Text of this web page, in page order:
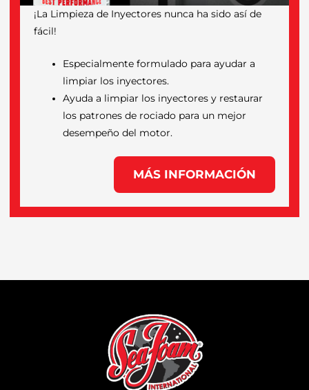
¡La Limpieza de Inyectores nunca ha sido así de
fácil!
Especialmente formulado para ayudar a
limpiar los inyectores.
Ayuda a limpiar los inyectores y restaurar
los patrones de rociado para un mejor
desempeño del motor.
MÁS INFORMACIÓN